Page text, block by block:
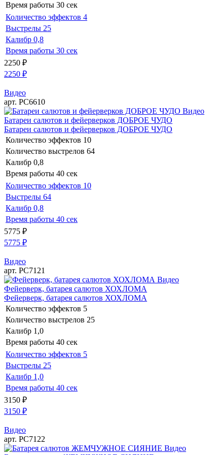
Время работы 30 сек
Количество эффектов 4
Выстрелы 25
Калибр 0,8
Время работы 30 сек
2250 ₽
2250 ₽
Видео
арт. РС6610
Видео
Батареи салютов и фейерверков ДОБРОЕ ЧУДО
Батареи салютов и фейерверков ДОБРОЕ ЧУДО
Количество эффектов 10
Количество выстрелов 64
Калибр 0,8
Время работы 40 сек
Количество эффектов 10
Выстрелы 64
Калибр 0,8
Время работы 40 сек
5775 ₽
5775 ₽
Видео
арт. РС7121
Видео
Фейерверк, батарея салютов ХОХЛОМА
Фейерверк, батарея салютов ХОХЛОМА
Количество эффектов 5
Количество выстрелов 25
Калибр 1,0
Время работы 40 сек
Количество эффектов 5
Выстрелы 25
Калибр 1,0
Время работы 40 сек
3150 ₽
3150 ₽
Видео
арт. РС7122
Видео